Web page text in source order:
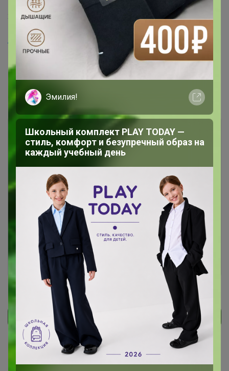
25 февраля, 2026 06:48
Artemida, огромное спасибо за подробный ответ
Показаны записи
Чтобы ответить или задать вопрос
необходимо авторизоваться на сайте
Это займет меньше минуты
Войти Зарегистрироваться
Реклама
Эмилия!
Школьный комплект PLAY TODAY —
стиль, комфорт и безупречный образ на
каждый учебный день